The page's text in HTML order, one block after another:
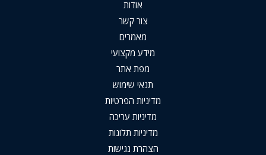
אודות
צור קשר
מאמרים
מידע מקצועי
מפת אתר
תנאי שימוש
מדיניות הפרטיות
מדיניות עריכה
מדיניות תלונות
הצהרת נגישות